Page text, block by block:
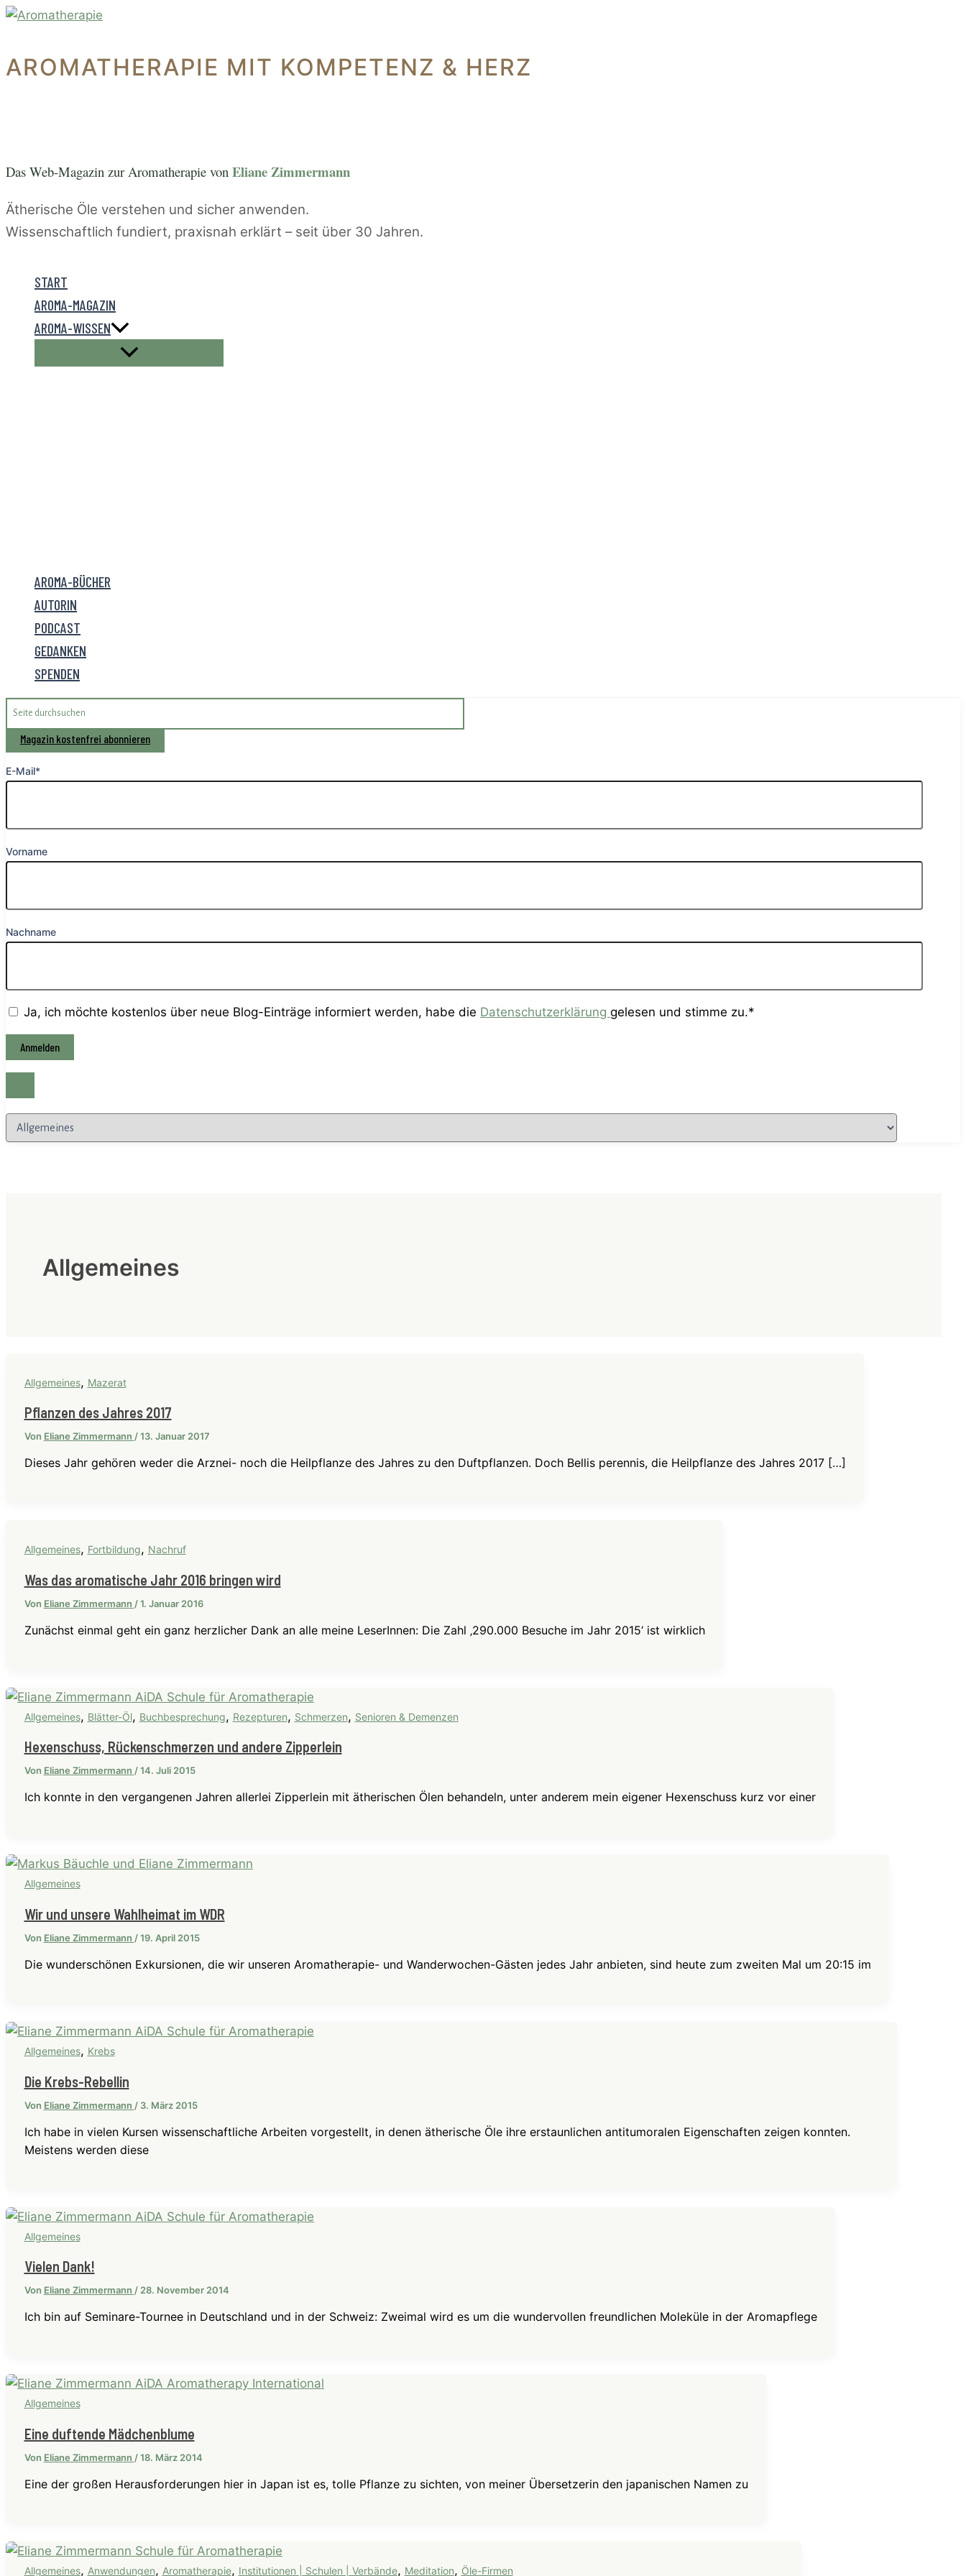
Zum
AROMATHERAPIE MIT KOMPETENZ & HERZ
Das Web-Magazin zur Aromatherapie von Eliane Zimmermann
Ätherische Öle verstehen und sicher anwenden.
Wissenschaftlich fundiert, praxisnah erklärt – seit über 30 Jahren.
START
AROMA-MAGAZIN
AROMA-WISSEN
AROMA-BÜCHER
AUTORIN
PODCAST
GEDANKEN
SPENDEN
Search
for:
Magazin kostenfrei abonnieren
E-Mail*
Vorname
Nachname
Ja, ich möchte kostenlos über neue Blog-Einträge informiert werden, habe die Datenschutzerklärung gelesen und stimme zu.*
Kategorien
Allgemeines
Allgemeines, Mazerat
Pflanzen des Jahres 2017
Von Eliane Zimmermann /13. Januar 2017
Dieses Jahr gehören weder die Arznei- noch die Heilpflanze des Jahres zu den Duftpflanzen. Doch Bellis perennis, die Heilpflanze des Jahres 2017 […]
Allgemeines, Fortbildung, Nachruf
Was das aromatische Jahr 2016 bringen wird
Von Eliane Zimmermann /1. Januar 2016
Zunächst einmal geht ein ganz herzlicher Dank an alle meine LeserInnen: Die Zahl ‚290.000 Besuche im Jahr 2015‘ ist wirklich
Allgemeines, Blätter-Öl, Buchbesprechung, Rezepturen, Schmerzen, Senioren & Demenzen
Hexenschuss, Rückenschmerzen und andere Zipperlein
Von Eliane Zimmermann /14. Juli 2015
Ich konnte in den vergangenen Jahren allerlei Zipperlein mit ätherischen Ölen behandeln, unter anderem mein eigener Hexenschuss kurz vor einer
Allgemeines
Wir und unsere Wahlheimat im WDR
Von Eliane Zimmermann /19. April 2015
Die wunderschönen Exkursionen, die wir unseren Aromatherapie- und Wanderwochen-Gästen jedes Jahr anbieten, sind heute zum zweiten Mal um 20:15 im
Allgemeines, Krebs
Die Krebs-Rebellin
Von Eliane Zimmermann / 3. März 2015
Ich habe in vielen Kursen wissenschaftliche Arbeiten vorgestellt, in denen ätherische Öle ihre erstaunlichen antitumoralen Eigenschaften zeigen konnten.
Meistens werden diese
Allgemeines
Vielen Dank!
Von Eliane Zimmermann / 28. November 2014
Ich bin auf Seminare-Tournee in Deutschland und in der Schweiz: Zweimal wird es um die wundervollen freundlichen Moleküle in der Aromapflege
Allgemeines
Eine duftende Mädchenblume
Von Eliane Zimmermann /18. März 2014
Eine der großen Herausforderungen hier in Japan ist es, tolle Pflanze zu sichten, von meiner Übersetzerin den japanischen Namen zu
Allgemeines, Anwendungen, Aromatherapie, Institutionen | Schulen | Verbände, Meditation, Öle-Firmen